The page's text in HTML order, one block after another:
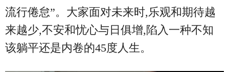
流行倦怠”。大家面对未来时,乐观和期待越
来越少,不安和忧心与日俱增,陷入一种不知
该躺平还是内卷的45度人生。